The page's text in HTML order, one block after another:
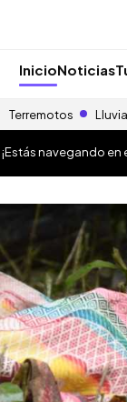
InicioNoticias
Terremotos
¡Estás navegando en